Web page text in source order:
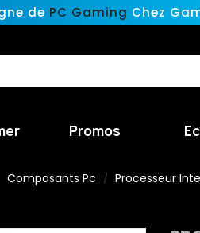
de PC Gaming Chez
Promos
Composants Pc Processeur